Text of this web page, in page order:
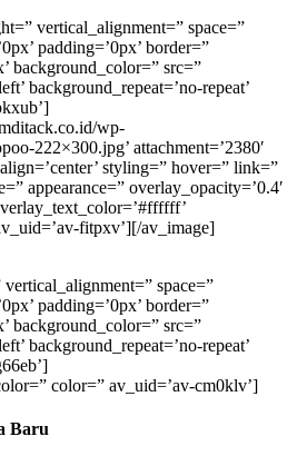
vertical_alignment=” space=”
padding=’0px’ border=”
background_color=” src=”
background_repeat=’no-repeat’
wp-
222×300.jpg’ attachment=’2380′
styling=” hover=” link=”
appearance=” overlay_opacity=’0.4′
fitpxv’][/av_image]
space=”
padding=’0px’ border=”
background_color=” src=”
background_repeat=’no-repeat’
color=” av_uid=’av-cm0klv’]
Baru